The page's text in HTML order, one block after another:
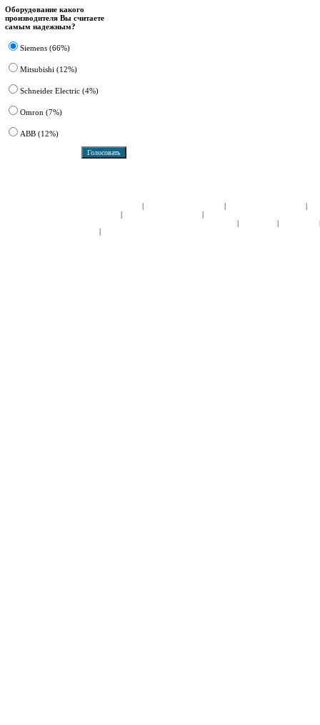
Оборудование какого
производителя Вы считаете
самым надежным?
Siemens (66%)
Mitsubishi (12%)
Schneider Electric (4%)
Omron (7%)
ABB (12%)
| | |
| |
| |
|